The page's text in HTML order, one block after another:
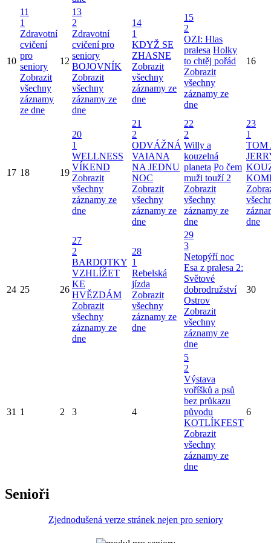
10
11
1
Zdravotní
cvičení
pro
seniory
Zobrazit
všechny
záznamy
ze dne
12
13
2
Zdravotní
cvičení pro
seniory
BOJOVNÍK
Zobrazit
všechny
záznamy ze
dne
14
1
KDYŽ SE
ZHASNE
Zobrazit
všechny
záznamy ze
dne
15
2
OZI: Hlas
pralesa Holky
to chtěj pořád
Zobrazit
všechny
záznamy ze
dne
16
17 18 19
20
1
WELLNESS
VÍKEND
Zobrazit
všechny
záznamy ze
dne
21
2
ODVÁŽNÁ
VAIANA
NA JEDNU
NOC
Zobrazit
všechny
záznamy ze
dne
22
2
Willy a
kouzelná
planeta Po čem
muži touží 2
Zobrazit
všechny
záznamy ze
dne
23
1
TOM
dne
24 25 26
27
2
BARDOTKY
VZHLÍŽET
KE
HVĚZDÁM
Zobrazit
všechny
záznamy ze
dne
28
1
Rebelská
jízda
Zobrazit
všechny
záznamy ze
dne
29
3
Netopýří noc
Esa z pralesa 2:
Světové
dobrodružství
Ostrov
Zobrazit
všechny
záznamy ze
dne
30
31 1 2 3 4
5
2
Výstava
voříšků a psů
bez průkazu
původu
KOTLÍKFEST
Zobrazit
všechny
záznamy ze
dne
6
Senioři
Zjednodušená verze stránek nejen pro seniory